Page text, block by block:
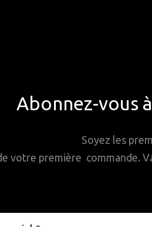
Abonnez-vous
Soyez les
votre première commande.